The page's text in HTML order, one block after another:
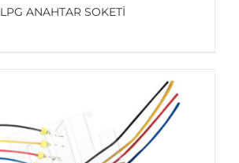
LPG ANAHTAR SOKETİ